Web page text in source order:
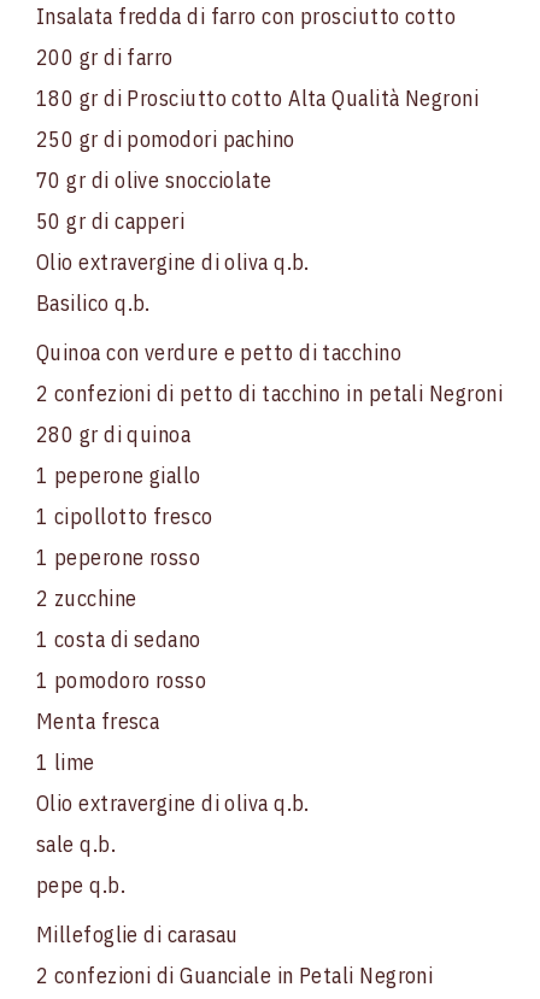
Insalata fredda di farro con prosciutto cotto
200 gr di farro
180 gr di Prosciutto cotto Alta Qualità Negroni
250 gr di pomodori pachino
70 gr di olive snocciolate
50 gr di capperi
Olio extravergine di oliva q.b.
Basilico q.b.
Quinoa con verdure e petto di tacchino
2 confezioni di petto di tacchino in petali Negroni
280 gr di quinoa
1 peperone giallo
1 cipollotto fresco
1 peperone rosso
2 zucchine
1 costa di sedano
1 pomodoro rosso
Menta fresca
1 lime
Olio extravergine di oliva q.b.
sale q.b.
pepe q.b.
Millefoglie di carasau
2 confezioni di Guanciale in Petali Negroni